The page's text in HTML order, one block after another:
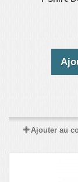
Ajouter au